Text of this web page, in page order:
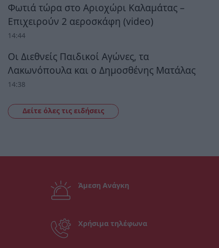
Φωτιά τώρα στο Αριοχώρι Καλαμάτας –
Επιχειρούν 2 αεροσκάφη (video)
14:44
Οι Διεθνείς Παιδικοί Αγώνες, τα
Λακωνόπουλα και ο Δημοσθένης Ματάλας
14:38
Δείτε όλες τις ειδήσεις
Άμεση Ανάγκη
Χρήσιμα τηλέφωνα